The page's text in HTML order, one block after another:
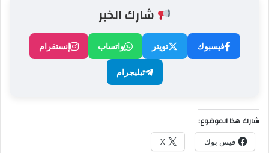
شارك الخبر
فيسبوك تويتر واتساب إنستقرام
تيليجرام
شارك هذا الموضوع:
فيس بوك X